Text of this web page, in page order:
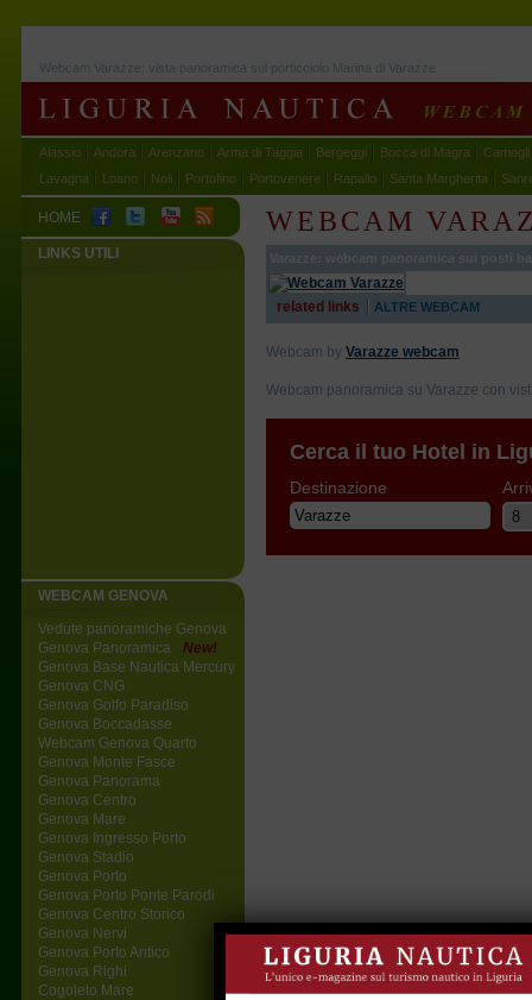
Webcam Varazze: vista panoramica sul porticciolo Marina di Varazze
Alassio Andora Arenzano Arma di Taggia Bergeggi Bocca di Magra
Camogli
Lavagna
Loano Noli Portofino Portovenere Rapallo Santa Margherita
HOME
LINKS UTILI
WEBCAM GENOVA
Vedute panoramiche Genova
Genova Panoramica - New!
Genova Base Nautica Mercury
Genova CNG
Genova Golfo Paradiso
Genova Boccadasse
Webcam Genova Quarto
Genova Monte Fasce
Genova Panorama
Genova Centro
Genova Mare
Genova Ingresso Porto
Genova Stadio
Genova Porto
Genova Porto Ponte Parodi
Genova Centro Storico
Genova Nervi
Genova Porto Antico
Genova Righi
Cogoleto Mare
Varazze: webcam panoramica sui posti
WEBCAM
related links ALTRE WEBCAM
Webcam by Varazze webcam
Webcam panoramica su Varazze con
Cerca il tuo Hotel in
Destinazione